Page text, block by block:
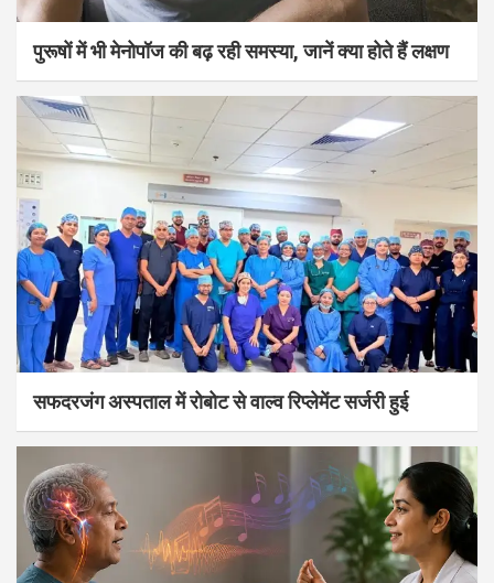
पुरूषों में भी मेनोपॉज की बढ़ रही समस्या, जानें क्या होते हैं लक्षण
सफदरजंग अस्पताल में रोबोट से वाल्व रिप्लेमेंट सर्जरी हुई